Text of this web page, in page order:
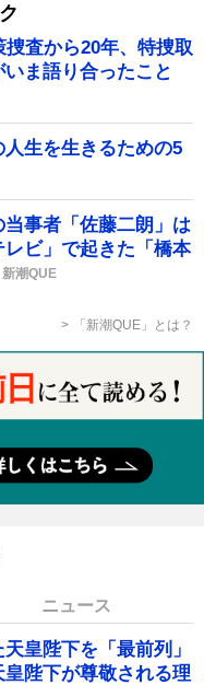
査から20年、特捜取
ま語り合ったこと
生を生きるための5
当事者「佐藤二朗」は
ビ」で起きた「橋本
新潮QUE
「新潮QUE」とは？
ニュース
皇陛下を「最前列」
陛下が尊敬される理